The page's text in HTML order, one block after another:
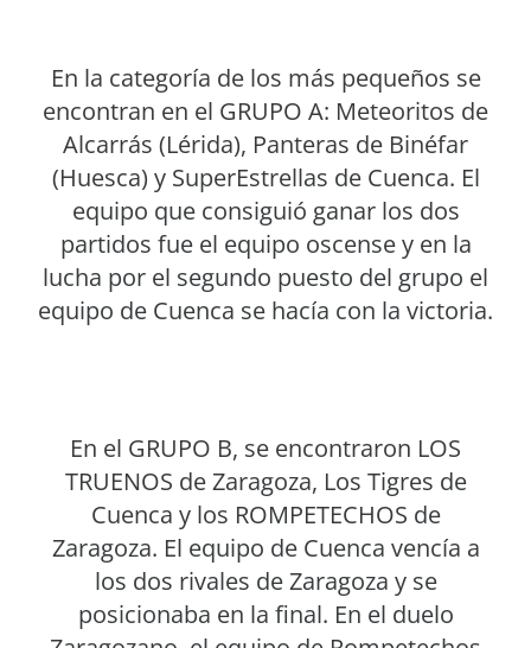
En la categoría de los más pequeños se
encontran en el GRUPO A: Meteoritos de
Alcarrás (Lérida), Panteras de Binéfar
(Huesca) y SuperEstrellas de Cuenca. El
equipo que consiguió ganar los dos
partidos fue el equipo oscense y en la
lucha por el segundo puesto del grupo el
equipo de Cuenca se hacía con la victoria.
En el GRUPO B, se encontraron LOS
TRUENOS de Zaragoza, Los Tigres de
Cuenca y los ROMPETECHOS de
Zaragoza. El equipo de Cuenca vencía a
los dos rivales de Zaragoza y se
posicionaba en la final. En el duelo